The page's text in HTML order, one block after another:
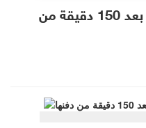
وفاة مواطن حزناً على زوجته بعد 150 دقيقة من